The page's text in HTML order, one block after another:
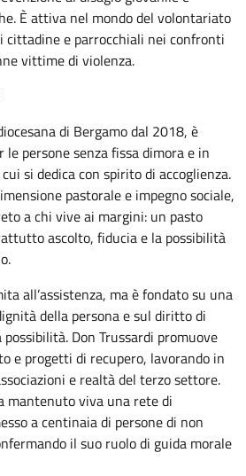
È attiva nel mondo del volontariato
cittadine e parrocchiali nei confronti
vittime di violenza.
di Bergamo dal 2018, è
persone senza fissa dimora e in
si dedica con spirito di accoglienza.
pastorale e impegno sociale,
a chi vive ai margini: un pasto
ascolto, fiducia e la possibilità
all’assistenza, ma è fondato su una
della persona e sul diritto di
Don Trussardi promuove
e progetti di recupero, lavorando in
e realtà del terzo settore.
mantenuto viva una rete di
a centinaia di persone di non
il suo ruolo di guida morale